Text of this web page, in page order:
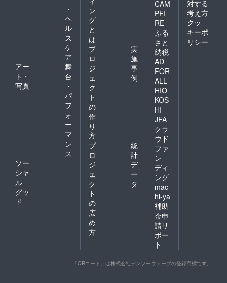
・
ヘ
ル
ス
ケ
ア
アー
ト・
写真
舞
台
・
パ
フ
ォ
ー
マ
ン
ス
ソー
シャ
ル
グッ
ド
ン
グ
と
は
プ
ロ
ジ
ェ
ク
ト
の
作
り
方
実
施
事
例
プ
ロ
ジ
ェ
ク
ト
の
広
め
方
統
計
デ
ー
タ
CAM
PFI
RE
ふる
さと
納税
AD
FOR
ALL
HIO
KOS
HI
JFA
クラ
ウド
ファ
ン
ディ
ング
mac
hi-ya
補助
金申
請サ
ポー
ト
対する
考え方
クッ
キーポ
リシー
「QRコード」は株式会社デンソーウェーブの登録商標です。